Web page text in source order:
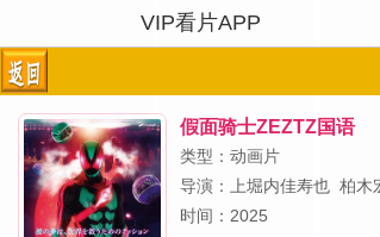
VIP看片APP
假面骑士ZEZTZ国语
类型：动画片
导演：
上堀内佳寿也 柏木
时间：2025